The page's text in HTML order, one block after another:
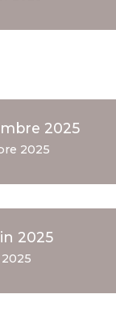
2025
2025
2025